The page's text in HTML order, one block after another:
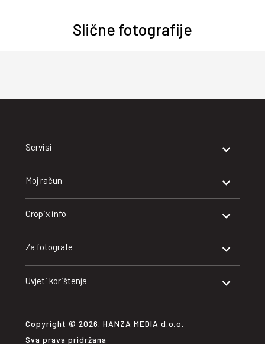
Slične fotografije
Servisi
Moj račun
Cropix info
Za fotografe
Uvjeti korištenja
Copyright © 2026. HANZA MEDIA d.o.o.
Sva prava pridržana